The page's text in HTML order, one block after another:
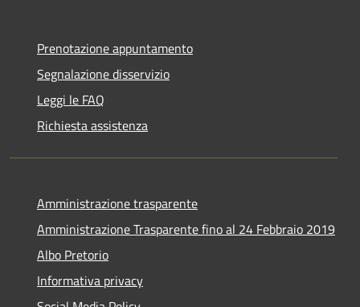
Prenotazione appuntamento
Segnalazione disservizio
Leggi le FAQ
Richiesta assistenza
Amministrazione trasparente
Amministrazione Trasparente fino al 24 Febbraio 2019
Albo Pretorio
Informativa privacy